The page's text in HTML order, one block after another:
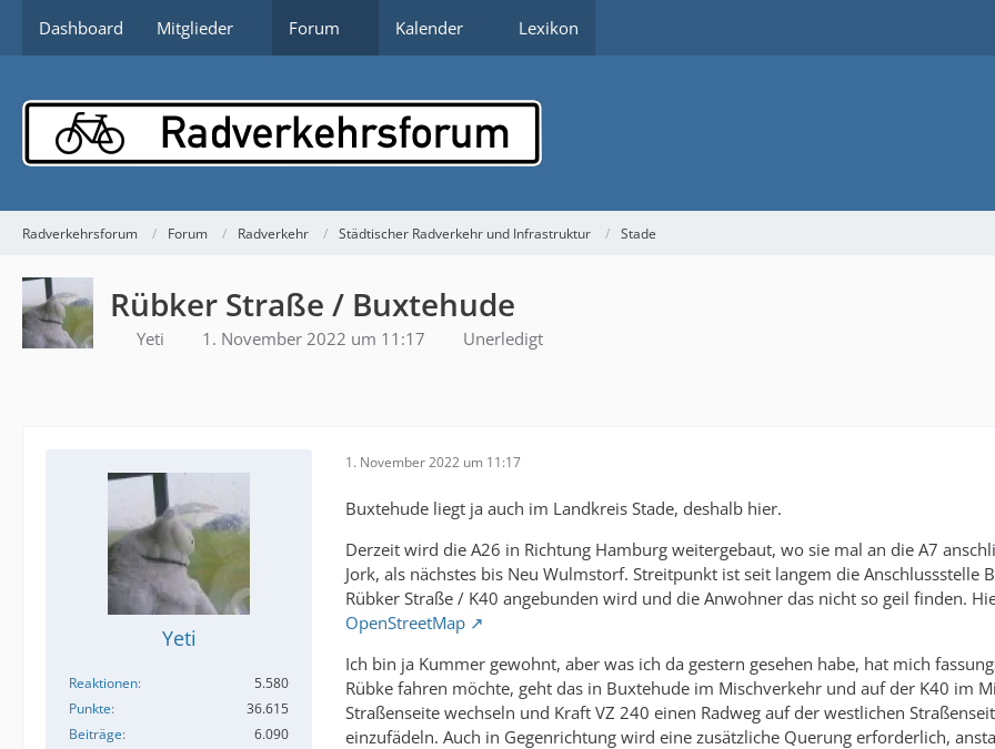
Dashboard Mitglieder Forum Kalender Lexikon
Radverkehrsforum Forum Radverkehr Städtischer Radverkehr und Infrastruktur Stade
Rübker Straße / Buxtehude
Yeti 1. November 2022 um 11:17 Unerledigt
Yeti
Reaktionen
5.580
Punkte
36.615
Beiträge
6.090
1. November 2022 um 11:17
Buxtehude liegt ja auch im Landkreis Stade, deshalb hier.
Derzeit wird die A26 in Richtung Hamburg weitergebaut, wo sie mal an die A7
Jork, als nächstes bis Neu Wulmstorf. Streitpunkt ist seit langem die
Rübker Straße / K40 angebunden wird und die Anwohner das nicht so geil finden.
OpenStreetMap
Ich bin ja Kummer gewohnt, aber was ich da gestern gesehen habe, hat mich
Rübke fahren möchte, geht das in Buxtehude im Mischverkehr und auf der K40 im
Straßenseite wechseln und Kraft VZ 240 einen Radweg auf der westlichen
einzufädeln. Auch in Gegenrichtung wird eine zusätzliche Querung erforderlich,